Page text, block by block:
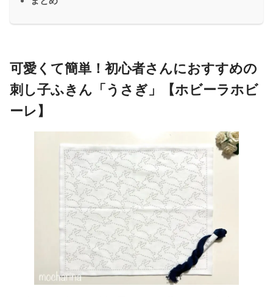
可愛くて簡単！初心者さんにおすすめの
刺し子ふきん「うさぎ」【ホビーラホビ
ーレ】